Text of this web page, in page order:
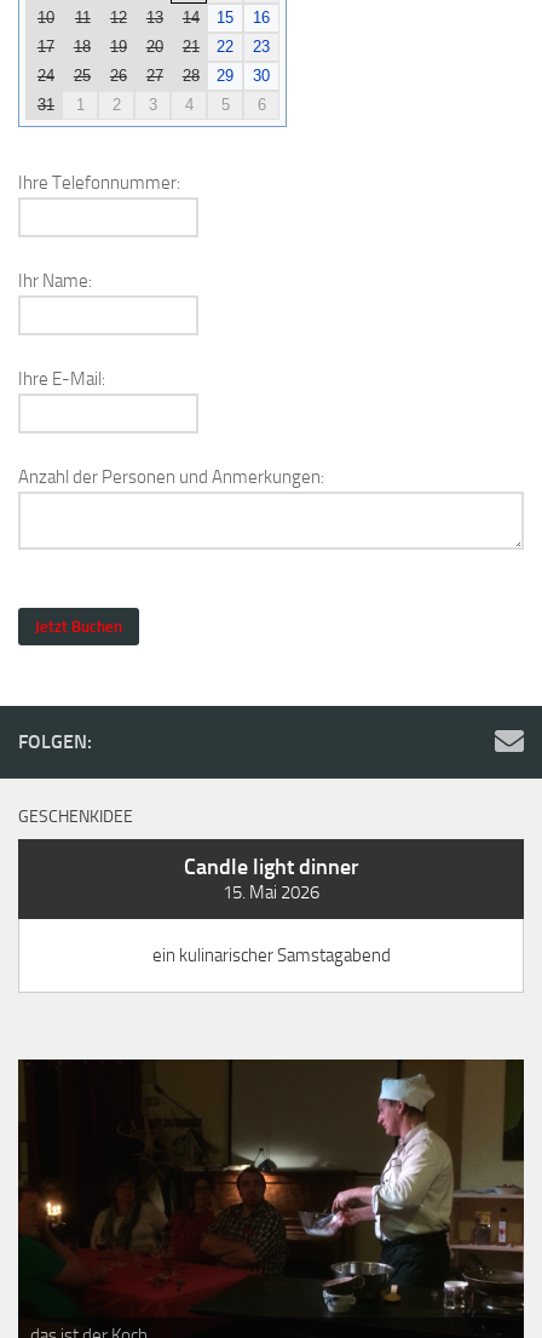
10
11 12 13 14 15
16
17
18 19 20 21 22
23
24
25 26 27 28 29
30
31
1 2 3 4 5 6
Ihre Telefonnummer:
Ihr Name:
Ihre E-Mail:
Anzahl der Personen und Anmerkungen:
FOLGEN:
GESCHENKIDEE
Candle light dinner
15. Mai 2026
ein kulinarischer Samstagabend